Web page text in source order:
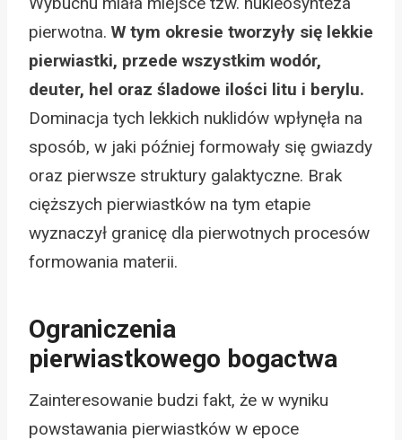
pierwotna. W tym okresie tworzyły się lekkie
pierwiastki, przede wszystkim wodór,
deuter, hel oraz śladowe ilości litu i berylu.
Dominacja tych lekkich nuklidów wpłynęła na
sposób, w jaki później formowały się gwiazdy
oraz pierwsze struktury galaktyczne. Brak
cięższych pierwiastków na tym etapie
wyznaczył granicę dla pierwotnych procesów
formowania materii.
Ograniczenia
pierwiastkowego bogactwa
Zainteresowanie budzi fakt, że w wyniku
powstawania pierwiastków w epoce